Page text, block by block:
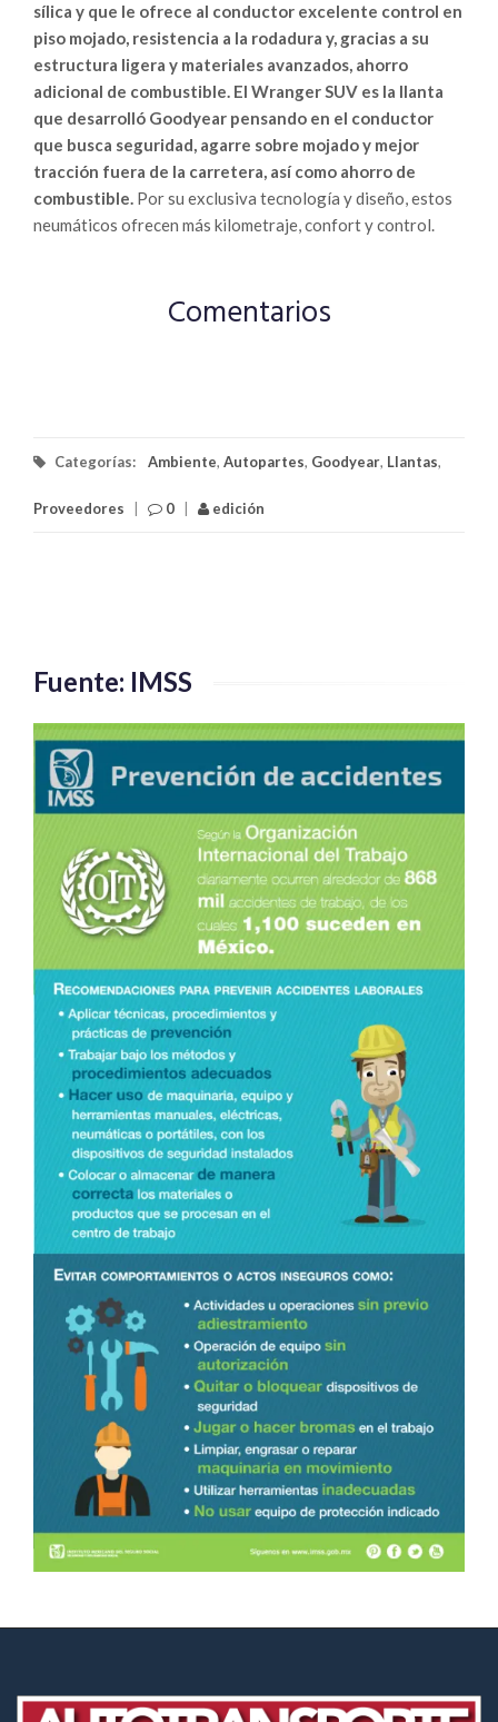
sílica y que le ofrece al conductor excelente control en
piso mojado, resistencia a la rodadura y, gracias a su
estructura ligera y materiales avanzados, ahorro
adicional de combustible. El Wranger SUV es la llanta
que desarrolló Goodyear pensando en el conductor
que busca seguridad, agarre sobre mojado y mejor
tracción fuera de la carretera, así como ahorro de
combustible. Por su exclusiva tecnología y diseño, estos
neumáticos ofrecen más kilometraje, confort y control.
Comentarios
Categorías: Ambiente, Autopartes, Goodyear, Llantas,
Proveedores 0 edición
Fuente: IMSS